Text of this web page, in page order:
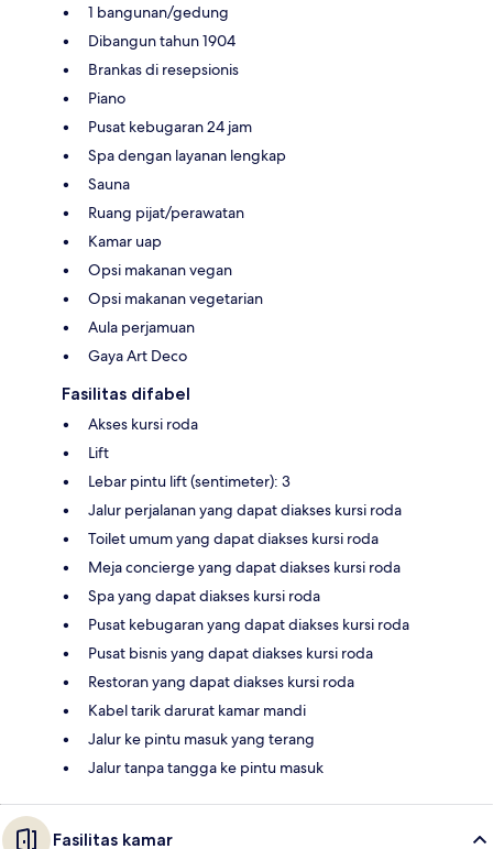
1 bangunan/gedung
Dibangun tahun 1904
Brankas di resepsionis
Piano
Pusat kebugaran 24 jam
Spa dengan layanan lengkap
Sauna
Ruang pijat/perawatan
Kamar uap
Opsi makanan vegan
Opsi makanan vegetarian
Aula perjamuan
Gaya Art Deco
Fasilitas difabel
Akses kursi roda
Lift
Lebar pintu lift (sentimeter): 3
Jalur perjalanan yang dapat diakses kursi roda
Toilet umum yang dapat diakses kursi roda
Meja concierge yang dapat diakses kursi roda
Spa yang dapat diakses kursi roda
Pusat kebugaran yang dapat diakses kursi roda
Pusat bisnis yang dapat diakses kursi roda
Restoran yang dapat diakses kursi roda
Kabel tarik darurat kamar mandi
Jalur ke pintu masuk yang terang
Jalur tanpa tangga ke pintu masuk
Fasilitas kamar